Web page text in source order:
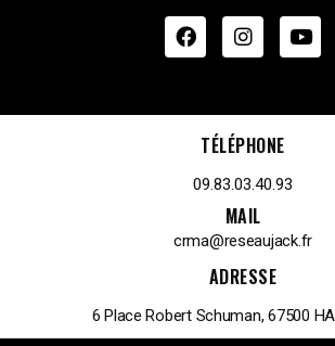
TÉLÉPHONE
09.83.03.40.93
MAIL
crma@reseaujack.fr
ADRESSE
6 Place Robert Schuman, 67500